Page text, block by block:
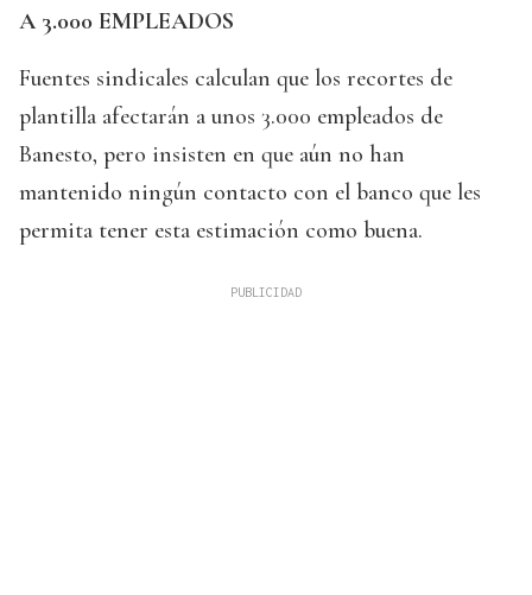
A 3.000 EMPLEADOS
Fuentes sindicales calculan que los recortes de
plantilla afectarán a unos 3.000 empleados de
Banesto, pero insisten en que aún no han
mantenido ningún contacto con el banco que les
permita tener esta estimación como buena.